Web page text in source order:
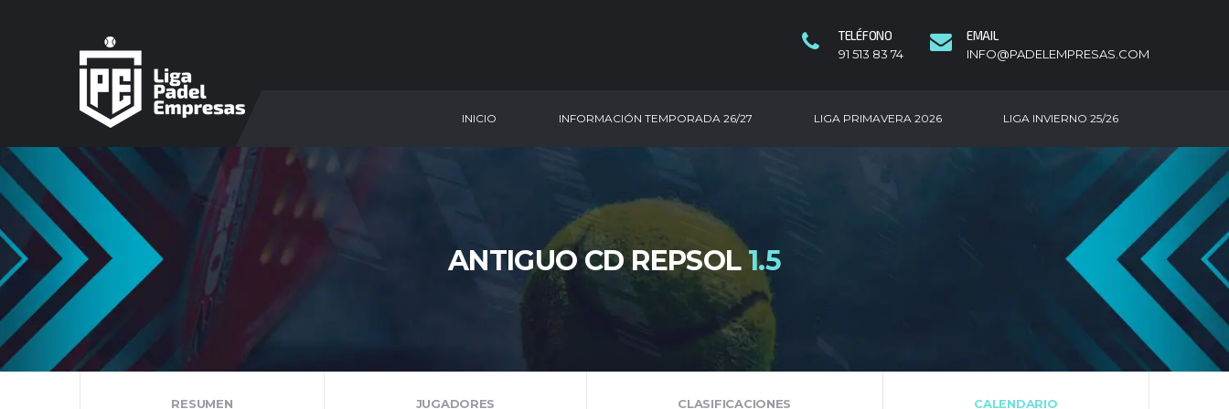
TELÉFONO
91 513 83 74
EMAIL
INFO@PADELEMPRESAS.COM
INICIO INFORMACIÓN TEMPORADA 26/27 LIGA PRIMAVERA 2026 LIGA INVIERNO 25/26
ANTIGUO CD REPSOL1.5
RESUMEN JUGADORES CLASIFICACIONES CALENDARIO